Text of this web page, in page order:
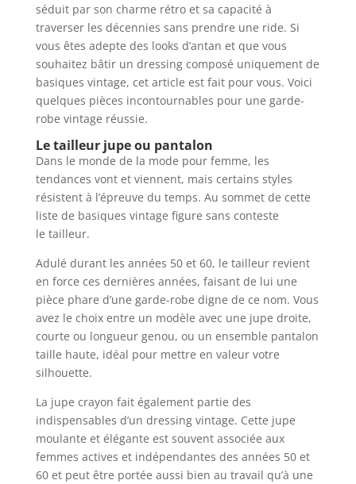
séduit par son charme rétro et sa capacité à
traverser les décennies sans prendre une ride. Si
vous êtes adepte des looks d’antan et que vous
souhaitez bâtir un dressing composé uniquement de
basiques vintage, cet article est fait pour vous. Voici
quelques pièces incontournables pour une garde-
robe vintage réussie.
Le tailleur jupe ou pantalon
Dans le monde de la mode pour femme, les
tendances vont et viennent, mais certains styles
résistent à l’épreuve du temps. Au sommet de cette
liste de basiques vintage figure sans conteste
le tailleur.
Adulé durant les années 50 et 60, le tailleur revient
en force ces dernières années, faisant de lui une
pièce phare d’une garde-robe digne de ce nom. Vous
avez le choix entre un modèle avec une jupe droite,
courte ou longueur genou, ou un ensemble pantalon
taille haute, idéal pour mettre en valeur votre
silhouette.
La jupe crayon fait également partie des
indispensables d’un dressing vintage. Cette jupe
moulante et élégante est souvent associée aux
femmes actives et indépendantes des années 50 et
60 et peut être portée aussi bien au travail qu’à une